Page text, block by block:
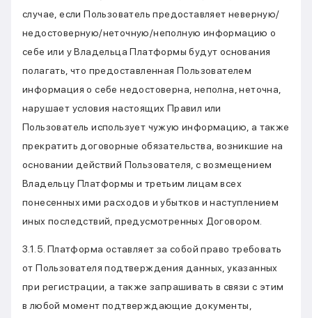
случае, если Пользователь предоставляет неверную/
недостоверную/неточную/неполную информацию о
себе или у Владельца Платформы будут основания
полагать, что предоставленная Пользователем
информация о себе недостоверна, неполна, неточна,
нарушает условия настоящих Правил или
Пользователь использует чужую информацию, а также
прекратить договорные обязательства, возникшие на
основании действий Пользователя, с возмещением
Владельцу Платформы и третьим лицам всех
понесенных ими расходов и убытков и наступлением
иных последствий, предусмотренных Договором.
3.1.5. Платформа оставляет за собой право требовать
от Пользователя подтверждения данных, указанных
при регистрации, а также запрашивать в связи с этим
в любой момент подтверждающие документы,